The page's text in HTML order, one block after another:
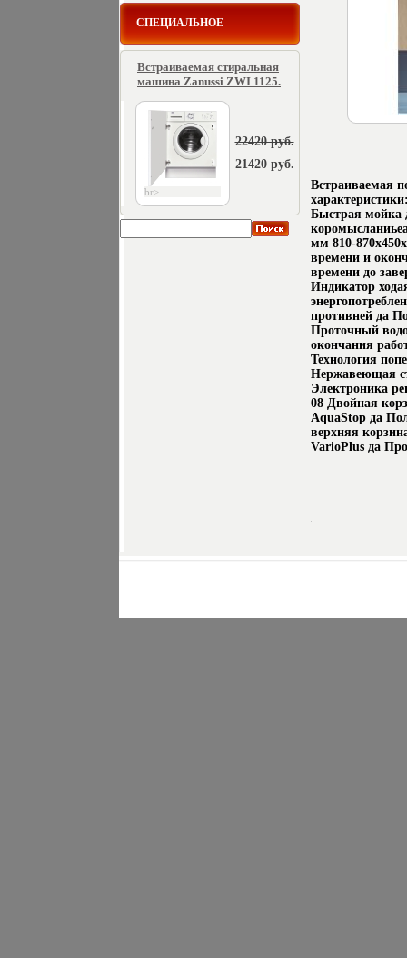
СПЕЦИАЛЬНОЕ
Встраиваемая стиральная
машина Zanussi ZWI 1125.
br>
22420 руб.
21420 руб.
Встраиваемая
Быстрая мойка
мм 810-
времени и
времени до
Индикатор
противней да
Проточный
окончания
Технология
Нержавеющая
Электроника
08 Двойная
AquaStop да
верхняя
VarioPlus да